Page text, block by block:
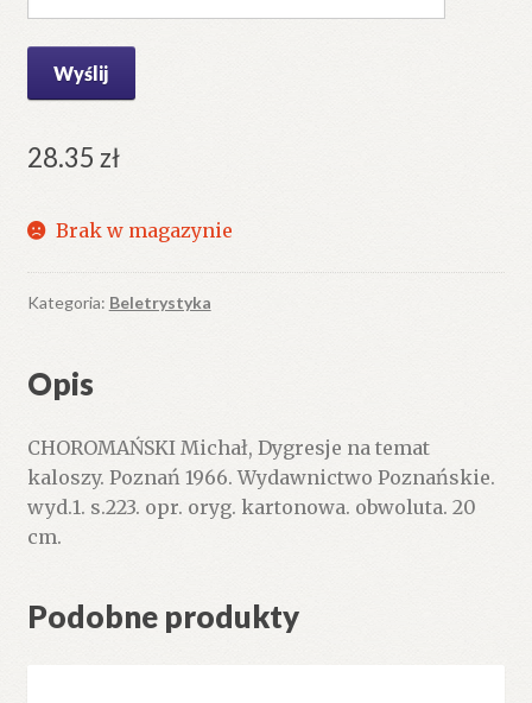
28.35 zł
Brak w magazynie
Kategoria: Beletrystyka
Opis
CHOROMAŃSKI Michał, Dygresje na temat
kaloszy. Poznań 1966. Wydawnictwo Poznańskie.
wyd.1. s.223. opr. oryg. kartonowa. obwoluta. 20
cm.
Podobne produkty